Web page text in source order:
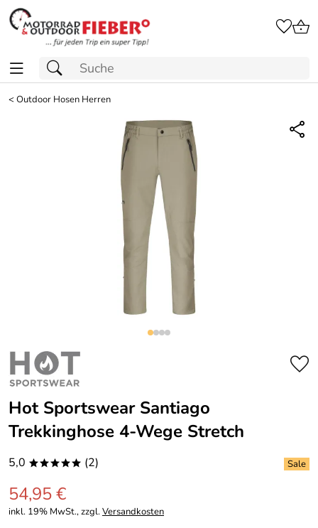
<Outdoor Hosen Herren
Hot Sportswear Santiago
Trekkinghose 4-Wege Stretch
5,0 ***** (2)
54,95 €
inkl. 19% MwSt., zzgl.Versandkosten